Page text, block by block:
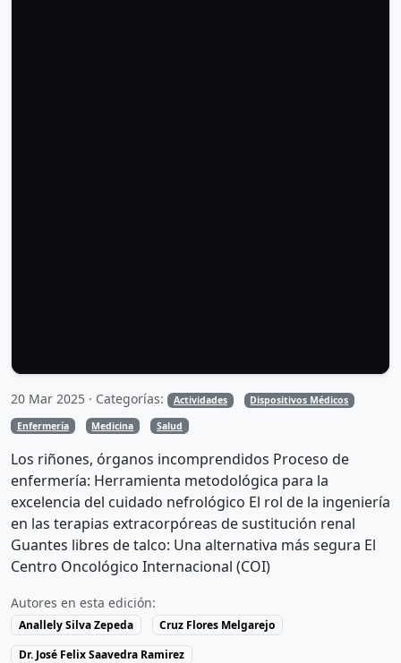
20 Mar 2025 · Categorías: Actividades Dispositivos Médicos
Enfermería Medicina Salud
Los riñones, órganos incomprendidos Proceso de
enfermería: Herramienta metodológica para la
excelencia del cuidado nefrológico El rol de la ingeniería
en las terapias extracorpóreas de sustitución renal
Guantes libres de talco: Una alternativa más segura El
Centro Oncológico Internacional (COI)
Autores en esta edición:
Anallely Silva Zepeda
Cruz Flores Melgarejo
Dr. José Felix Saavedra Ramirez